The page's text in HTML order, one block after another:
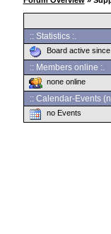
:: Statistics :.
Board active since
:: Members online :.
none online
:: Calendar-Events
no Events